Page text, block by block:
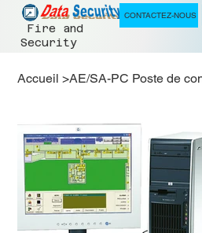
Fire and
Security
CONTACTEZ-NOUS
Accueil >AE/SA-PC Poste de